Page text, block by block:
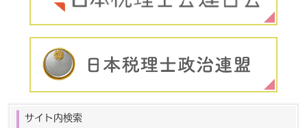
サイト内検索